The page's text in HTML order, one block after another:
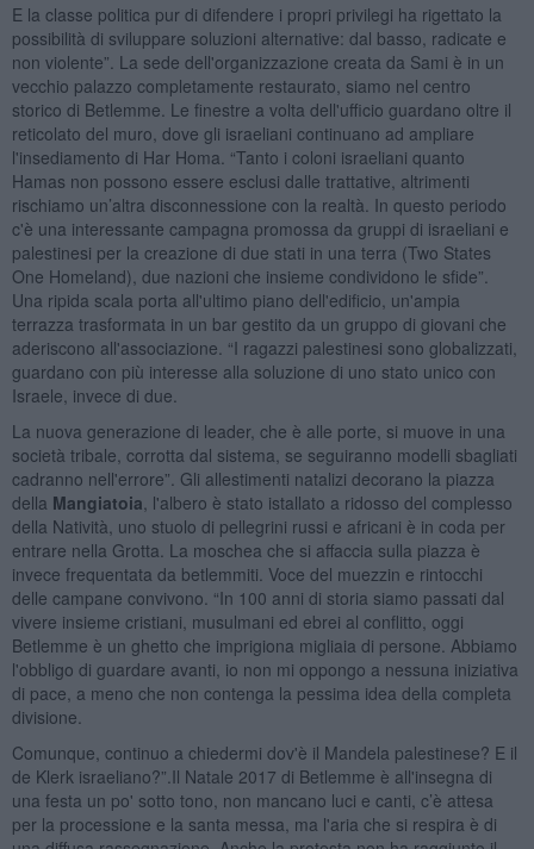
E la classe politica pur di difendere i propri privilegi ha rigettato la
possibilità di sviluppare soluzioni alternative: dal basso, radicate e
non violente”. La sede dell'organizzazione creata da Sami è in un
vecchio palazzo completamente restaurato, siamo nel centro
storico di Betlemme. Le finestre a volta dell'ufficio guardano oltre il
reticolato del muro, dove gli israeliani continuano ad ampliare
l'insediamento di Har Homa. “Tanto i coloni israeliani quanto
Hamas non possono essere esclusi dalle trattative, altrimenti
rischiamo un’altra disconnessione con la realtà. In questo periodo
c'è una interessante campagna promossa da gruppi di israeliani e
palestinesi per la creazione di due stati in una terra (Two States
One Homeland), due nazioni che insieme condividono le sfide”.
Una ripida scala porta all'ultimo piano dell'edificio, un'ampia
terrazza trasformata in un bar gestito da un gruppo di giovani che
aderiscono all'associazione. “I ragazzi palestinesi sono globalizzati,
guardano con più interesse alla soluzione di uno stato unico con
Israele, invece di due.
La nuova generazione di leader, che è alle porte, si muove in una
società tribale, corrotta dal sistema, se seguiranno modelli sbagliati
cadranno nell'errore”. Gli allestimenti natalizi decorano la piazza
della Mangiatoia , l'albero è stato istallato a ridosso del complesso
della Natività, uno stuolo di pellegrini russi e africani è in coda per
entrare nella Grotta. La moschea che si affaccia sulla piazza è
invece frequentata da betlemmiti. Voce del muezzin e rintocchi
delle campane convivono. “In 100 anni di storia siamo passati dal
vivere insieme cristiani, musulmani ed ebrei al conflitto, oggi
Betlemme è un ghetto che imprigiona migliaia di persone. Abbiamo
l'obbligo di guardare avanti, io non mi oppongo a nessuna iniziativa
di pace, a meno che non contenga la pessima idea della completa
divisione.
Comunque, continuo a chiedermi dov'è il Mandela palestinese? E il
de Klerk israeliano?”.Il Natale 2017 di Betlemme è all'insegna di
una festa un po' sotto tono, non mancano luci e canti, c’è attesa
per la processione e la santa messa, ma l'aria che si respira è di